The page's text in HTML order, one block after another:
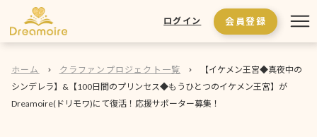
ログイン 会員登録
ホーム クラファンプロジェクト一覧
【イケメン王宮◆真夜中の
シンデレラ】&【100日間のプリンセス◆もうひとつのイケメン王宮】が
Dreamoire(ドリモワ)にて復活！応援サポーター募集！